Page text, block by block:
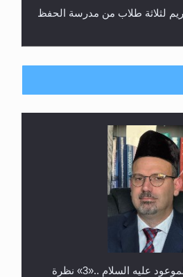
الجامعة الأحمدية بنيجيريا لعام
ثلاثين يوما في مكتبة مدينة
المعارضين ...**...